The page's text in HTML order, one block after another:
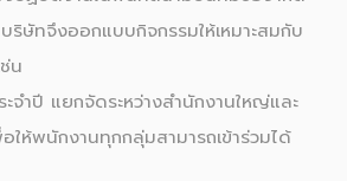
บริษัทจึงออกแบบกิจกรรมให้เหมาะสมกับ
น
จำปี แยกจัดระหว่างสำนักงานใหญ่และ
ห้พนักงานทุกกลุ่มสามารถเข้าร่วมได้